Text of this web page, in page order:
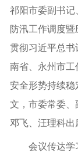
祁阳市委副书记
防汛工作调度
贯彻习近平总书
南省、永州市
安全形势持续
文，市委常委、
邓飞、汪理科出
会议传达学